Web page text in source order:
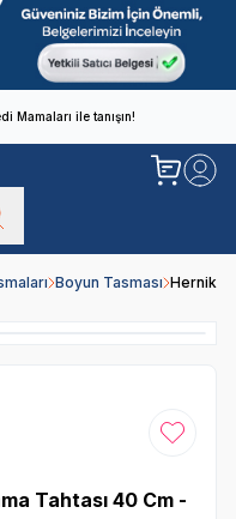
Mamaları ile tanışın!
Boyun Tasması Herniks
Favoriye
Tahtası 40 Cm -